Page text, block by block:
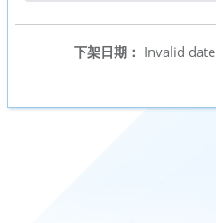
下架日期： Invalid date